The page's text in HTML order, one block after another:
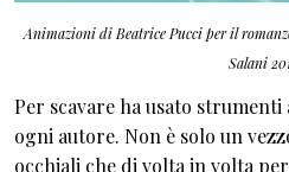
Animazioni di Beatrice Pucci per il
Salani
Per scavare ha usato
ogni autore. Non è solo un
occhiali che di volta in volta